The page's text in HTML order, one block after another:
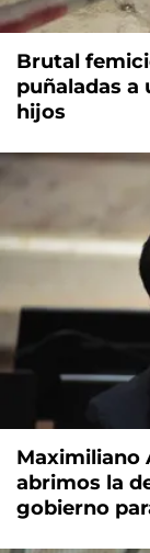
Brutal
puñaladas a
hijos
Maximiliano
abrimos la
gobierno